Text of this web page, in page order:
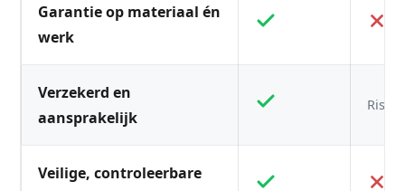
Garantie op materiaal én
werk
Verzekerd en
aansprakelijk
Veilige, controleerbare